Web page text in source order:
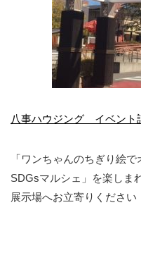
八事ハウジング イベント
「ワンちゃんのちぎり絵
SDGsマルシェ」を楽しま
展示場へお立寄りください